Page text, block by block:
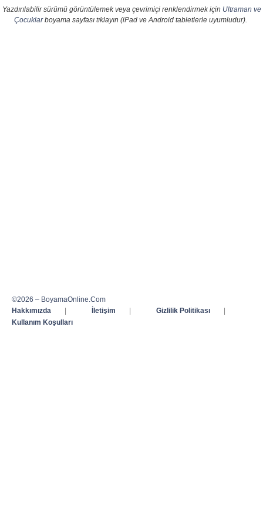
Yazdırılabilir sürümü görüntülemek veya çevrimiçi renklendirmek için Ultraman ve
Çocuklarboyama sayfası tıklayın (iPad ve Android tabletlerle uyumludur).
©2026 – BoyamaOnline.Com
Hakkımızda
| İletişim | Gizlilik Politikası
|
Kullanım Koşulları